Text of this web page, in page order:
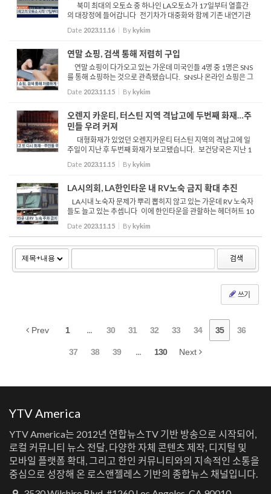
북미 최대의 오토쇼 중 하나인 LA오토쇼가 17일부터 열흘간
의 대장정에 들어갑니다 전기차가 대중화와 함께 기존 내연기관
신차 발표 등 차량 제조 업체들간 치열한 홍보전이 예상되는 가운
데, 현대자동차는 16일 미디어데이에서 혁신의 선두주자다...
Date 2023.11.16 Bykykim
연말 쇼핑, 검색 통해 저렴히 구입
연말 쇼핑이 다가오고 있는 가운데 미국인들 4명 중 1명은 SNS
를 통해 쇼핑하는 것으로 관측됐습니다. SNS나 온라인 쇼핑은 그
만큼 계획적으로 쇼핑을 한다는 것으로 주로 현금보다 신용카드
를 활용할 것으로 보입니다. 재정정보사이트 월렛헙은 미...
Date 2023.11.15 Bykykim
오렌지 카운티, 터스틴 지역 격납고에 두번째 화재…주
민들 우려 커져
대형화재가 있었던 오렌지카운티 터스틴 지역의 격납고에 일
주일이 지난 후 두번째 화재가 보고됐습니다. 보건당국은 지난 1
1월 7일 처음 화재가 발생한 뒤 잔해 속에 석면, 납, 비소 등의 유해
성분을 발견했다고 전하면서, 인근 학교들에 휴교령과...
Date 2023.11.15 Bykykim
LA시의회, LA한인타운 내 RV노숙 금지 확대 추진
LA시내 노숙자 문제가 뿌리 뽑히지 않고 있는 가운데 RV 노숙자
들도 늘고 있는 추셉니다 이에 한인타운을 관할하는 헤더허트 10
지구 시의원은 최근 한인타운을 포함한 10지구 내 16개 도로 구간
에 새벽 2시부터 6시까지 RV차량의 주차를 금지하는 결의...
Date 2023.11.15 Bykykim
검색
쓰기
Prev 1 ... 30 31 32 33 34 35 36
37 38 39 ... 130 Next
YTV America
YTV America는 2012년 연합뉴스TV 기반 방송으로 시작되어,
로컬 커뮤니티 뉴스 전달, 다양한 자체 콘텐츠 제작, 디지털 및
모바일 플랫폼 확대, 그리고 한인 커뮤니티와의 지속적인 소통을
중심으로 성장해 온 로스앤젤레스 기반의 종합뉴스 채널입니다.